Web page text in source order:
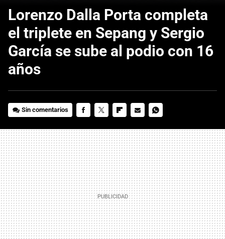
Lorenzo Dalla Porta completa
el triplete en Sepang y Sergio
García se sube al podio con 16
años
Sin comentarios
MAIL